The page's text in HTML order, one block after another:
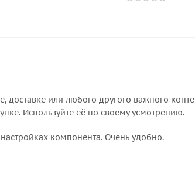
или любого другого важного
Используйте её по своему усмотрению.
компонента. Очень удобно.